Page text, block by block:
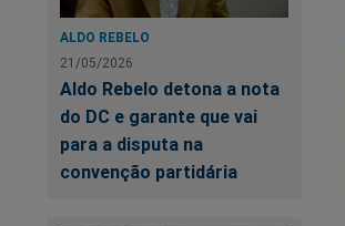
ALDO REBELO
21/05/2026
Aldo Rebelo detona a nota
do DC e garante que vai
para a disputa na
convenção partidária